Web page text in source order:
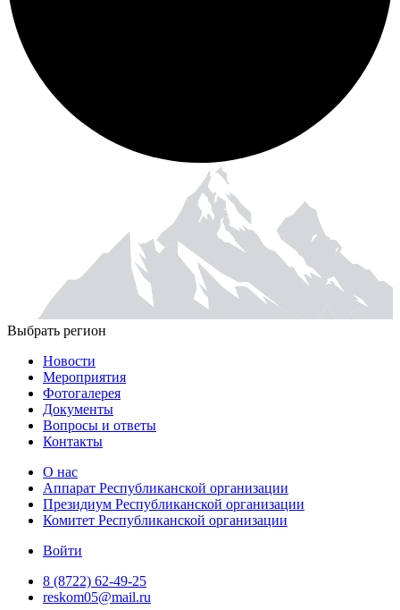
Выбрать регион
Новости
Мероприятия
Фотогалерея
Документы
Вопросы и ответы
Контакты
О нас
Аппарат Республиканской организации
Президиум Республиканской организации
Комитет Республиканской организации
Войти
8 (8722) 62-49-25
reskom05@mail.ru